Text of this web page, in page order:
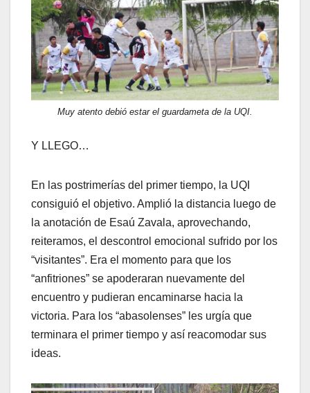
Muy atento debió estar el guardameta de la UQI.
Y LLEGO…
En las postrimerías del primer tiempo, la UQI
consiguió el objetivo. Amplió la distancia luego de
la anotación de Esaú Zavala, aprovechando,
reiteramos, el descontrol emocional sufrido por los
“visitantes”. Era el momento para que los
“anfitriones” se apoderaran nuevamente del
encuentro y pudieran encaminarse hacia la
victoria. Para los “abasolenses” les urgía que
terminara el primer tiempo y así reacomodar sus
ideas.